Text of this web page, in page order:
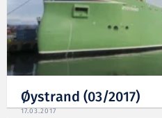
Øystrand (03/2017)
17.03.2017